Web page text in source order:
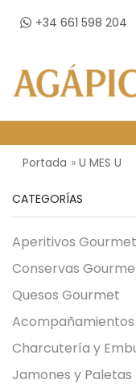
+34 661 598 204
Portada » U MES U
CATEGORÍAS
Aperitivos Gourmet
Conservas
Quesos Gourmet
Charcutería y
Jamones y Paletas